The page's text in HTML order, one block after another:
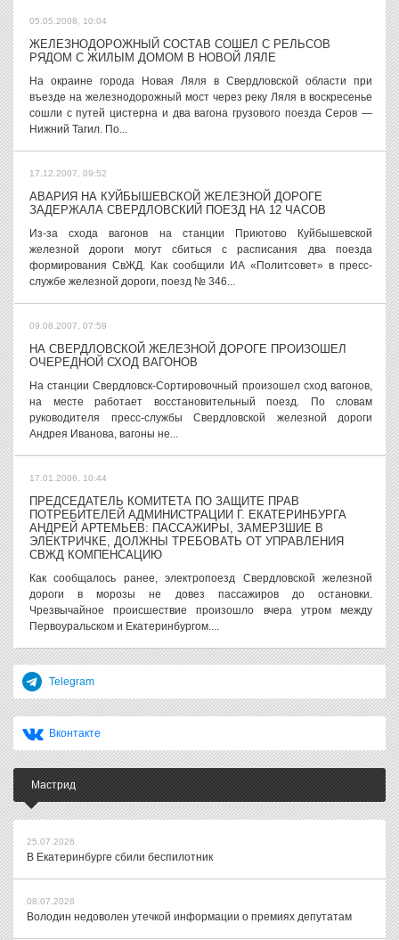
05.05.2008, 10:04
ЖЕЛЕЗНОДОРОЖНЫЙ СОСТАВ СОШЕЛ С РЕЛЬСОВ
РЯДОМ С ЖИЛЫМ ДОМОМ В НОВОЙ ЛЯЛЕ
На окраине города Новая Ляля в Свердловской области при
въезде на железнодорожный мост через реку Ляля в воскресенье
сошли с путей цистерна и два вагона грузового поезда Серов —
Нижний Тагил. По...
17.12.2007, 09:52
АВАРИЯ НА КУЙБЫШЕВСКОЙ ЖЕЛЕЗНОЙ ДОРОГЕ
ЗАДЕРЖАЛА СВЕРДЛОВСКИЙ ПОЕЗД НА 12 ЧАСОВ
Из-за схода вагонов на станции Приютово Куйбышевской
железной дороги могут сбиться с расписания два поезда
формирования СвЖД. Как сообщили ИА «Политсовет» в пресс-
службе железной дороги, поезд № 346...
09.08.2007, 07:59
НА СВЕРДЛОВСКОЙ ЖЕЛЕЗНОЙ ДОРОГЕ ПРОИЗОШЕЛ
ОЧЕРЕДНОЙ СХОД ВАГОНОВ
На станции Свердловск-Сортировочный произошел сход вагонов,
на месте работает восстановительный поезд. По словам
руководителя пресс-службы Свердловской железной дороги
Андрея Иванова, вагоны не...
17.01.2006, 10:44
ПРЕДСЕДАТЕЛЬ КОМИТЕТА ПО ЗАЩИТЕ ПРАВ
ПОТРЕБИТЕЛЕЙ АДМИНИСТРАЦИИ Г. ЕКАТЕРИНБУРГА
АНДРЕЙ АРТЕМЬЕВ: ПАССАЖИРЫ, ЗАМЕРЗШИЕ В
ЭЛЕКТРИЧКЕ, ДОЛЖНЫ ТРЕБОВАТЬ ОТ УПРАВЛЕНИЯ
СВЖД КОМПЕНСАЦИЮ
Как сообщалось ранее, электропоезд Свердловской железной
дороги в морозы не довез пассажиров до остановки.
Чрезвычайное происшествие произошло вчера утром между
Первоуральском и Екатеринбургом....
Telegram
Вконтакте
Мастрид
25.07.2026
В Екатеринбурге сбили беспилотник
08.07.2026
Володин недоволен утечкой информации о премиях депутатам